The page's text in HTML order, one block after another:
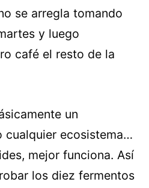
se arregla tomando
y luego
café el resto de la
un
cualquier ecosistema…
mejor funciona. Así
los diez fermentos